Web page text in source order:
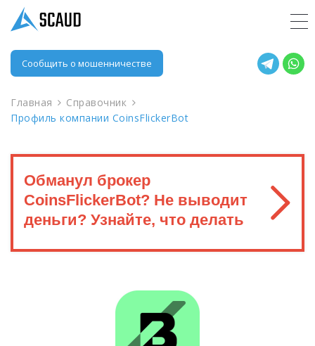
Сообщить о мошенничестве
Главная
Справочник
Профиль компании CoinsFlickerBot
Обманул брокер
CoinsFlickerBot? Не выводит
деньги? Узнайте, что делать